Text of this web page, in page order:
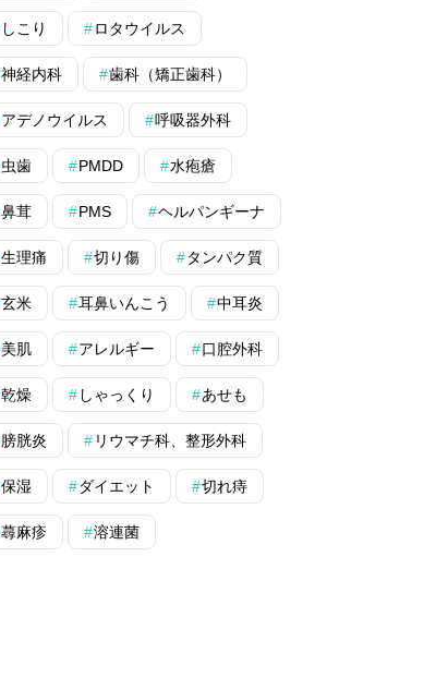
しこり ロタウイルス
神経内科 歯科（矯正歯科）
アデノウイルス 呼吸器外科
虫歯 PMDD 水疱瘡
鼻茸 PMS ヘルパンギーナ
生理痛 切り傷 タンパク質
玄米 耳鼻いんこう 中耳炎
美肌 アレルギー 口腔外科
乾燥 しゃっくり あせも
膀胱炎 リウマチ科、整形外科
保湿 ダイエット 切れ痔
蕁麻疹 溶連菌